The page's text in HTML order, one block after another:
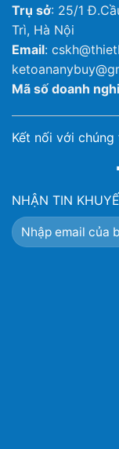
Trụ sở: 25/1
Trì, Hà Nội
Email:
Mã số doanh
Kết nối với chúng
NHẬN TIN